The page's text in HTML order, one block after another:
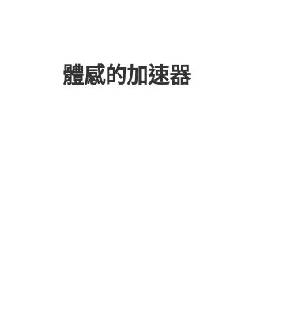
體感的加速器